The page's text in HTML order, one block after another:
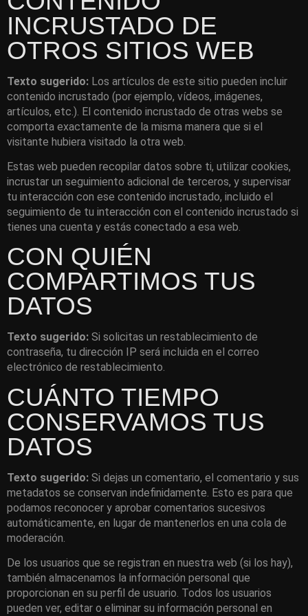
INCRUSTADO DE
OTROS SITIOS WEB
Texto sugerido: Los artículos de este sitio pueden incluir
contenido incrustado (por ejemplo, vídeos, imágenes,
artículos, etc.). El contenido incrustado de otras webs se
comporta exactamente de la misma manera que si el
visitante hubiera visitado la otra web.
Estas web pueden recopilar datos sobre ti, utilizar cookies,
incrustar un seguimiento adicional de terceros, y supervisar
tu interacción con ese contenido incrustado, incluido el
seguimiento de tu interacción con el contenido incrustado si
tienes una cuenta y estás conectado a esa web.
CON QUIÉN
COMPARTIMOS TUS
DATOS
Texto sugerido: Si solicitas un restablecimiento de
contraseña, tu dirección IP será incluida en el correo
electrónico de restablecimiento.
CUÁNTO TIEMPO
CONSERVAMOS TUS
DATOS
Texto sugerido: Si dejas un comentario, el comentario y sus
metadatos se conservan indefinidamente. Esto es para que
podamos reconocer y aprobar comentarios sucesivos
automáticamente, en lugar de mantenerlos en una cola de
moderación.
De los usuarios que se registran en nuestra web (si los hay),
también almacenamos la información personal que
proporcionan en su perfil de usuario. Todos los usuarios
pueden ver, editar o eliminar su información personal en